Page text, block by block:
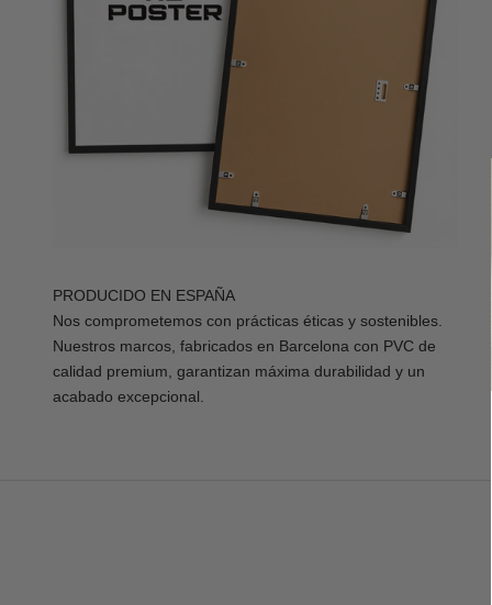
PRODUCIDO EN ESPAÑA
Nos comprometemos con prácticas éticas y sostenibles.
Nuestros marcos, fabricados en Barcelona con PVC de
calidad premium, garantizan máxima durabilidad y un
acabado excepcional.